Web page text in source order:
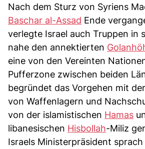
Nach dem Sturz von Syriens
Baschar al-Assad Ende
verlegte Israel auch Truppen in
nahe den annektierten
eine von den Vereinten
Pufferzone zwischen beiden
begründet das Vorgehen mit
von Waffenlagern und
von der islamistischen Hamas
libanesischen Hisbollah-Miliz
Israels Ministerpräsident